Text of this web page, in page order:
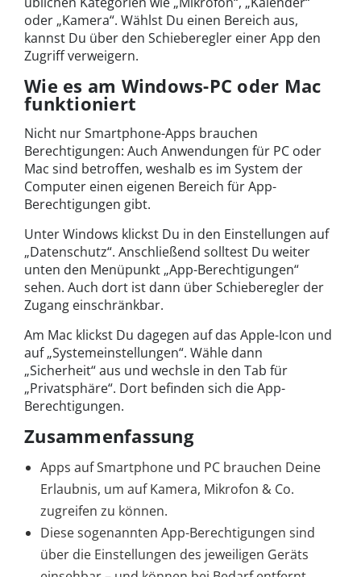
oder „Kamera“. Wählst Du einen Bereich aus,
kannst Du über den Schieberegler einer App den
Zugriff verweigern.
Wie es am Windows-PC oder Mac
funktioniert
Nicht nur Smartphone-Apps brauchen
Berechtigungen: Auch Anwendungen für PC oder
Mac sind betroffen, weshalb es im System der
Computer einen eigenen Bereich für App-
Berechtigungen gibt.
Unter Windows klickst Du in den Einstellungen auf
„Datenschutz“. Anschließend solltest Du weiter
unten den Menüpunkt „App-Berechtigungen“
sehen. Auch dort ist dann über Schieberegler der
Zugang einschränkbar.
Am Mac klickst Du dagegen auf das Apple-Icon und
auf „Systemeinstellungen“. Wähle dann
„Sicherheit“ aus und wechsle in den Tab für
„Privatsphäre“. Dort befinden sich die App-
Berechtigungen.
Zusammenfassung
Apps auf Smartphone und PC brauchen Deine
Erlaubnis, um auf Kamera, Mikrofon & Co.
zugreifen zu können.
Diese sogenannten App-Berechtigungen sind
über die Einstellungen des jeweiligen Geräts